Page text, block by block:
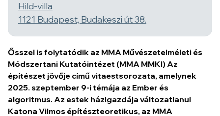
Hild-villa
1121 Budapest, Budakeszi út 38.
Ősszel is folytatódik az MMA Művészetelméleti és
Módszertani Kutatóintézet (MMA MMKI)Az
építészet jövője cíművitaestsorozata, amelynek
2025. szeptember 9-i témája az Ember és
algoritmus. Az estek házigazdája változatlanul
Katona Vilmos építészteoretikus, az MMA